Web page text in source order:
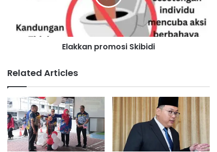
g
i
u
n
i
a
d
s
i
S
k
i
b
i
d
Elakkan promosi Skibidi
Related Articles